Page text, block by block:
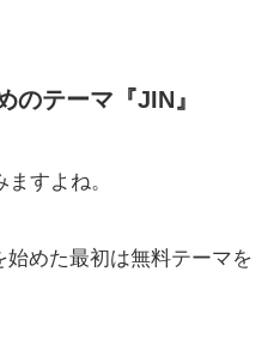
のテーマ『JIN』
すよね。
めた最初は無料テーマを